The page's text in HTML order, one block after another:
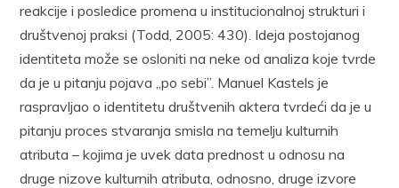
reakcije i posledice promena u institucionalnoj strukturi i
društvenoj praksi (Todd, 2005: 430). Ideja postojanog
identiteta može se osloniti na neke od analiza koje tvrde
da je u pitanju pojava „po sebi”. Manuel Kastels je
raspravljao o identitetu društvenih aktera tvrdeći da je u
pitanju proces stvaranja smisla na temelju kulturnih
atributa – kojima je uvek data prednost u odnosu na
druge nizove kulturnih atributa, odnosno, druge izvore